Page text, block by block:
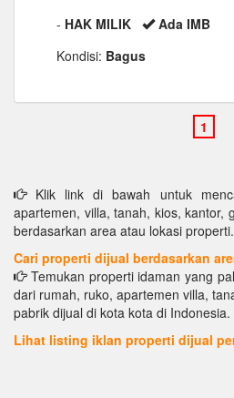
- HAK MILIK
Ada IMB
Kondisi: Bagus
Klik link di bawah untuk
apartemen, villa, tanah, kios, kantor,
berdasarkan area atau lokasi properti.
Cari properti dijual berdasarkan
Temukan properti idaman yang
dari rumah, ruko, apartemen villa,
pabrik dijual di kota kota di Indonesia.
Lihat listing iklan properti dijual